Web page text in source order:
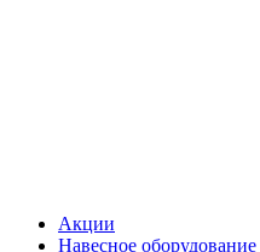
Акции
Навесное оборудование